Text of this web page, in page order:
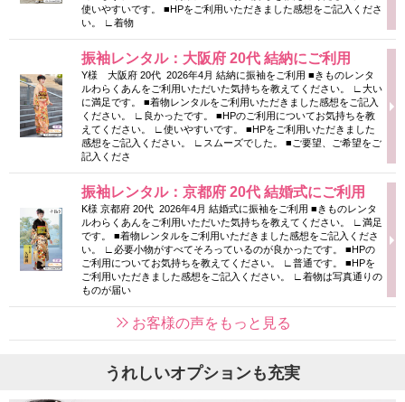
使いやすいです。 ■HPをご利用いただきました感想をご記入くださ
い。 ∟着物
振袖レンタル：大阪府 20代 結納にご利用
Y様 大阪府 20代 2026年4月 結納に振袖をご利用 ■きものレンタ
ルわらくあんをご利用いただいた気持ちを教えてください。 ∟大い
に満足です。 ■着物レンタルをご利用いただきました感想をご記入
ください。 ∟良かったです。 ■HPのご利用についてお気持ちを教
えてください。 ∟使いやすいです。 ■HPをご利用いただきました
感想をご記入ください。 ∟スムーズでした。 ■ご要望、ご希望をご
記入くださ
振袖レンタル：京都府 20代 結婚式にご利用
K様 京都府 20代 2026年4月 結婚式に振袖をご利用 ■きものレンタ
ルわらくあんをご利用いただいた気持ちを教えてください。 ∟満足
です。 ■着物レンタルをご利用いただきました感想をご記入くださ
い。 ∟必要小物がすべてそろっているのが良かったです。 ■HPの
ご利用についてお気持ちを教えてください。 ∟普通です。 ■HPを
ご利用いただきました感想をご記入ください。 ∟着物は写真通りの
ものが届い
お客様の声をもっと見る
うれしいオプションも充実